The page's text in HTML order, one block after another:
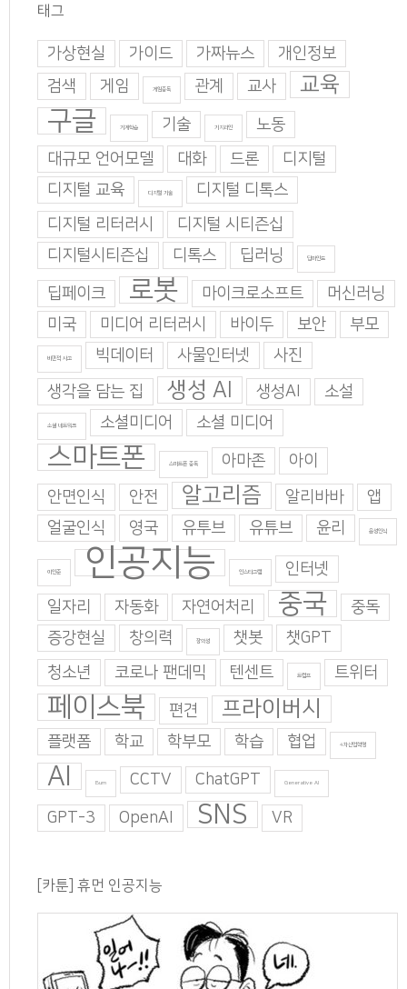
태그
가상현실 가이드 가짜뉴스
개인정보
검색
게임 게임중독 관계 교사 교육
구글 기계학습 기술 기지과인
노동
대규모 언어모델
대화 드론
디지털
디지털 교육
디지털 기술
디지털 디톡스
디지털 리터러시
디지털 시티즌십
디지털시티즌십
디톡스 딥러닝 딥마인드
딥페이크 로봇 마이크로소프트
머신러닝
미국
미디어 리터러시 바이두 보안 부모
비판적 사고 빅데이터 사물인터넷
사진
생각을 담는 집
생성 AI 생성AI 소설
소셜 네트워크 소셜미디어 소셜 미디어
스마트폰 스마트폰 중독 아마존
아이
안면인식
안전 알고리즘 알리바바
앱
얼굴인식
영국 유투브 유튜브 윤리 음성인식
이인준 인공지능 인스타그램 인터넷
일자리 자동화 자연어처리 중국
중독
증강현실
창의력 창의성 챗봇
챗GPT
청소년
코로나 팬데믹 텐센트 트럼프 트위터
페이스북 편견 프라이버시
플랫폼 학교 학부모 학습 협업 4차산업혁명
AI Burn CCTV ChatGPT Generative AI
GPT-3 OpenAI SNS VR
[카툰] 휴먼 인공지능